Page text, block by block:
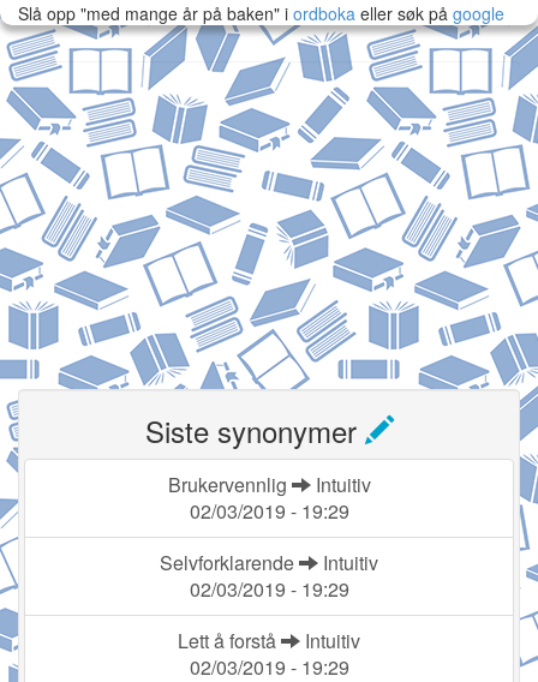
Slå opp "med mange år på baken" i ordboka eller søk på google
Siste synonymer
Brukervennlig
Intuitiv
02/03/2019 - 19:29
Selvforklarende
Intuitiv
02/03/2019 - 19:29
Lett å forstå
Intuitiv
02/03/2019 - 19:29